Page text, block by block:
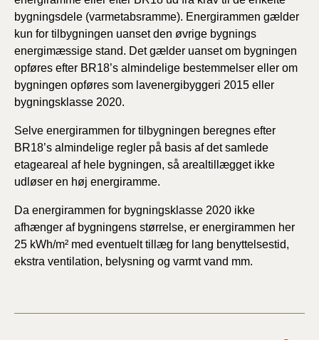
bygningsdele (varmetabsramme). Energirammen gælder
kun for tilbygningen uanset den øvrige bygnings
energimæssige stand. Det gælder uanset om bygningen
opføres efter BR18’s almindelige bestemmelser eller om
bygningen opføres som lavenergibyggeri 2015 eller
bygningsklasse 2020.
Selve energirammen for tilbygningen beregnes efter
BR18’s almindelige regler på basis af det samlede
etageareal af hele bygningen, så arealtillægget ikke
udløser en høj energiramme.
Da energirammen for bygningsklasse 2020 ikke
afhænger af bygningens størrelse, er energirammen her
25 kWh/m² med eventuelt tillæg for lang benyttelsestid,
ekstra ventilation, belysning og varmt vand mm.